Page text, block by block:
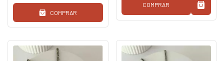
COMPRAR
COMPRAR